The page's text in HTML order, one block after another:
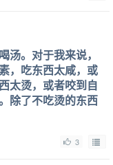
汤。对于我来说，
，吃东西太咸，或
太烫，或者咬到自
除了不吃烫的东西
3